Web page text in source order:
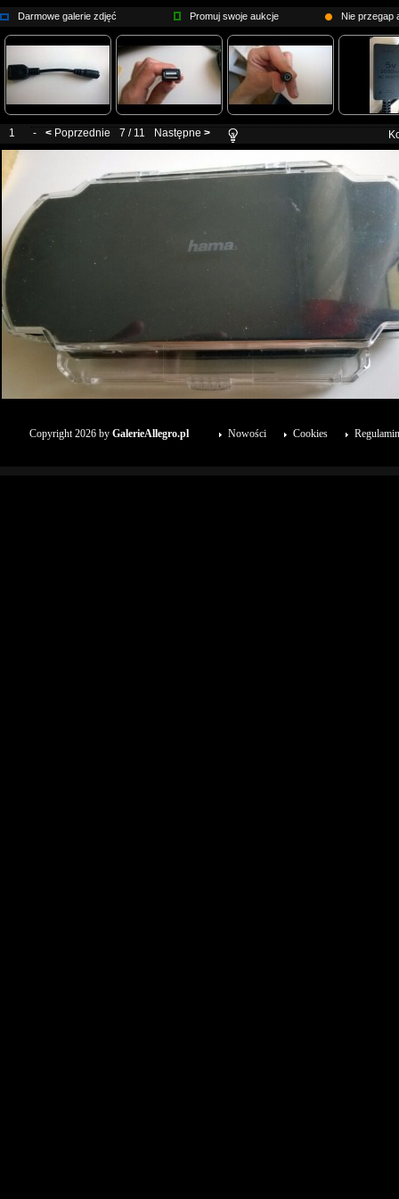
Darmowe galerie zdjęć Promuj swoje aukcje Nie przegap
1 - < Poprzednie 7 / 11 Następne >
Copyright 2026 by GalerieAllegro.pl Regulamin
Cookies
Nowości